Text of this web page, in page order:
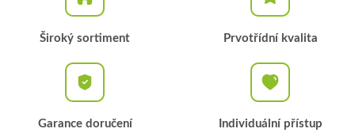
Široký sortiment Prvotřídní kvalita
Garance doručení Individuální přístup